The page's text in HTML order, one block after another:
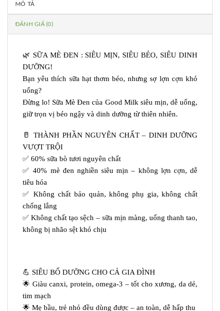
MÔ TẢ
ĐÁNH GIÁ (0)
🌿 SỮA MÈ ĐEN : SIÊU MỊN, SIÊU BÉO, SIÊU DINH
DƯỠNG!
Bạn yêu thích sữa hạt thơm béo, nhưng sợ lợn cợn khó
uống?
Đừng lo! Sữa Mè Đen của Good Milk siêu mịn, dễ uống,
giữ trọn vị béo ngậy và dinh dưỡng từ thiên nhiên.
🥛 THÀNH PHẦN NGUYÊN CHẤT – DINH DƯỠNG
VƯỢT TRỘI
✅ 60% sữa bò tươi nguyên chất
✅ 40% mè đen nghiền siêu mịn – không lợn cợn, dễ
tiêu hóa
✅ Không chất bảo quản, không phụ gia, không chất
chống lắng
✅ Không chất tạo sệch – sữa mịn màng, uống thanh tao,
không bị nhão sệt khó chịu
💪 SIÊU BỔ DƯỠNG CHO CẢ GIA ĐÌNH
🌟 Giàu canxi, protein, omega-3 – tốt cho xương, da dẻ,
tim mạch
🌟 Mẹ bầu, trẻ nhỏ đều dùng được – an toàn, dễ hấp thu